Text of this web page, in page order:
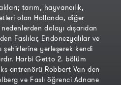
tarım, hayvancılık,
olan Hollanda, diğer
dolayı dışarıdan
Faslılar, Endonezyalılar ve
şehirlerine yerleşerek kendi
Harbi Getto 2. bölüm
antrenörü Robbert Van den
ve Faslı öğrenci Adnane